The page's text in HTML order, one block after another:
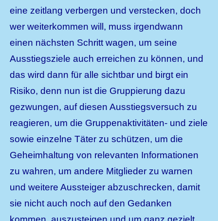
eine zeitlang verbergen und verstecken, doch
wer weiterkommen will, muss irgendwann
einen nächsten Schritt wagen, um seine
Ausstiegsziele auch erreichen zu können, und
das wird dann für alle sichtbar und birgt ein
Risiko, denn nun ist die Gruppierung dazu
gezwungen, auf diesen Ausstiegsversuch zu
reagieren, um die Gruppenaktivitäten- und ziele
sowie einzelne Täter zu schützen, um die
Geheimhaltung von relevanten Informationen
zu wahren, um andere Mitglieder zu warnen
und weitere Aussteiger abzuschrecken, damit
sie nicht auch noch auf den Gedanken